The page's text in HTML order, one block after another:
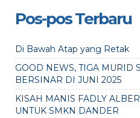
Pos-pos Terbaru
Di Bawah Atap yang Retak
GOOD NEWS, TIGA MURID
BERSINAR DI JUNI 2025
KISAH MANIS FADLY
UNTUK SMKN DANDER